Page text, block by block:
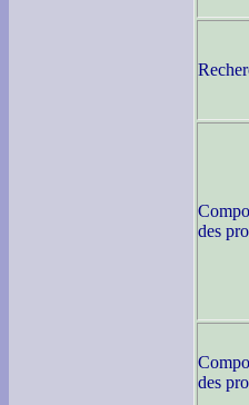
des
des